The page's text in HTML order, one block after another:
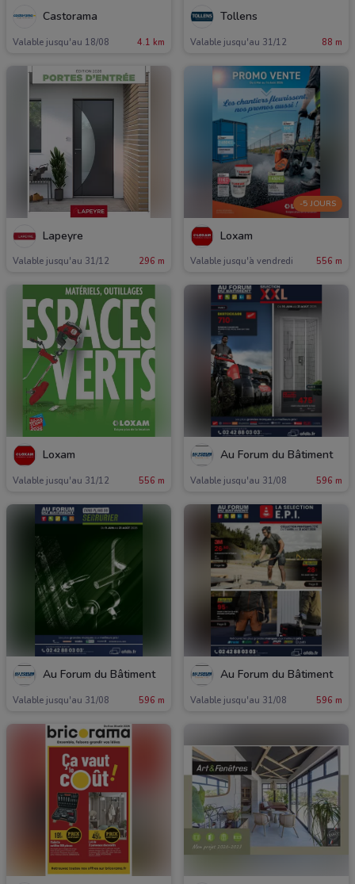
Castorama
Valable jusqu'au 18/08 4.1 km
Tollens
Valable jusqu'au 31/12 88 m
Lapeyre
Valable jusqu'au 31/12 296 m
-5 JOURS
Loxam
Valable jusqu'à vendredi 556 m
Loxam
Valable jusqu'au 31/12 556 m
Au Forum du Bâtiment
Valable jusqu'au 31/08 596 m
Au Forum du Bâtiment
Valable jusqu'au 31/08 596 m
Au Forum du Bâtiment
Valable jusqu'au 31/08 596 m